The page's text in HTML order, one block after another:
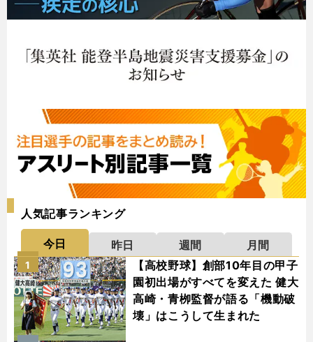
人気記事ランキング
今日 昨日 週間
月間
【高校野球】創部10年目の甲子
園初出場がすべてを変えた 健大
高崎・青栁監督が語る「機動破
壊」はこうして生まれた
1